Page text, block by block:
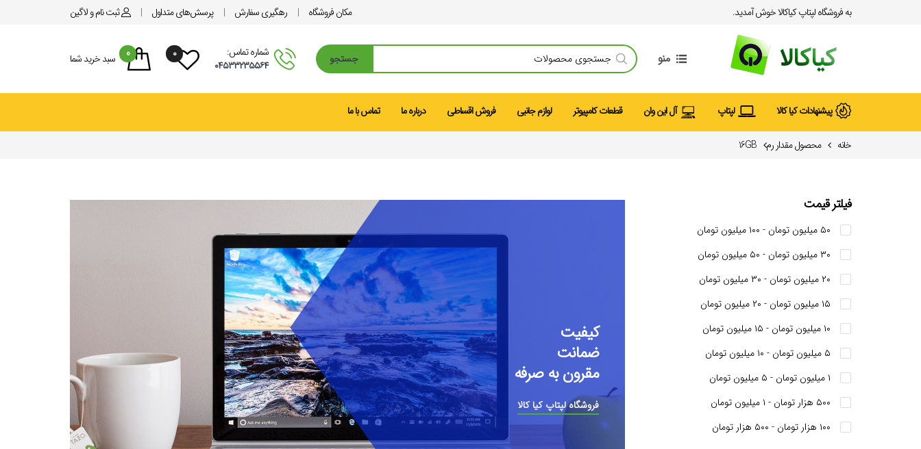
به فروشگاه لپتاپ کیاکالا خوش آمدید. مکان فروشگاه رهگیری سفارش پرسش‌های متداول ثبت نامو لاگین
منو جستجو
شماره تماس:
۰۴۵۳۳۲۳۵۵۶۴
۰ 0 سبد خرید شما
پیشنهادات کیا کالا لپتاپ آل این وان قطعات کامپیوتر لوازم جانبی فروش اقساطی درباره ما تماس با ما
خانه محصول مقدار رم 16GB
کیفیت
ضمانت
مقرون به صرفه
فروشگاه لپتاپ کیا کالا
فیلتر قیمت